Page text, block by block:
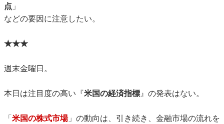
点 」
などの要因に注意したい。
★★★
週末金曜日。
本日は注目度の高い『米国の経済指標』の発表はない。
「 米国の株式市場」の動向は、引き続き、金融市場の流れを